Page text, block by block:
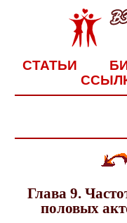
СТАТЬИ
Глава 9.
половых